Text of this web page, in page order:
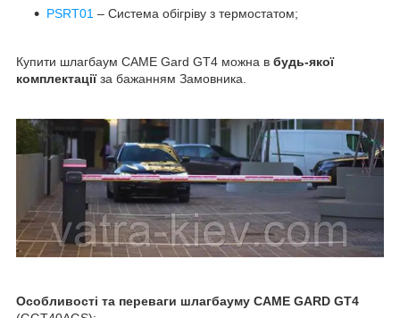
PSRT01 – Система обігріву з термостатом;
Купити шлагбаум CAME Gard GT4 можна в будь-якої
комплектаціїза бажанням Замовника.
Особливості та переваги шлагбауму CAME GARD GT4